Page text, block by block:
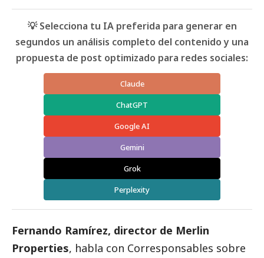
💡 Selecciona tu IA preferida para generar en
segundos un análisis completo del contenido y una
propuesta de post optimizado para redes sociales:
Claude
ChatGPT
Google AI
Gemini
Grok
Perplexity
Fernando Ramírez, director de Merlin
Properties, habla con Corresponsables sobre